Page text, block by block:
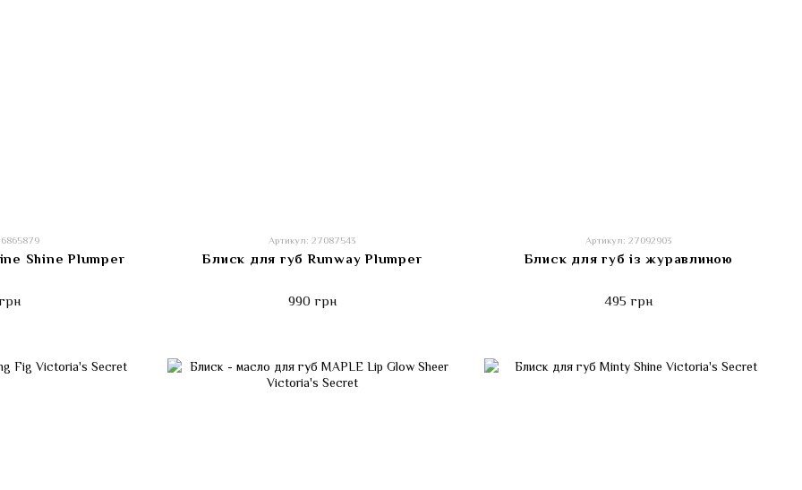
Shine Plumper
Артикул: 27087543
Блиск для губ Runway Plumper
990 грн
Артикул: 27092903
Блиск для губ із журавлиною
495 грн